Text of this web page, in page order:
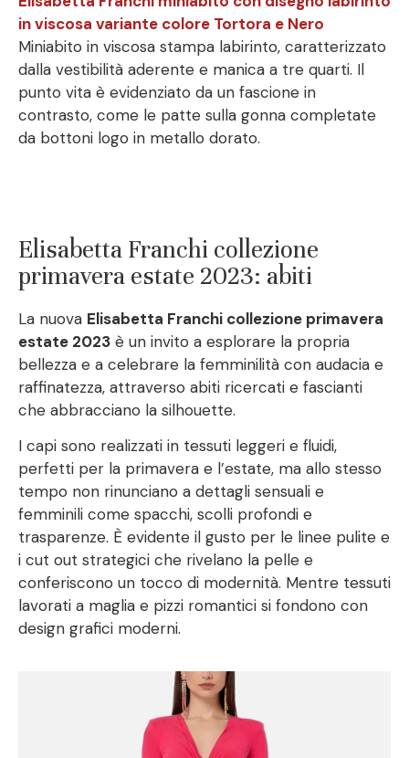
in viscosa variante colore Tortora e Nero
Miniabito in viscosa stampa labirinto, caratterizzato
dalla vestibilità aderente e manica a tre quarti. Il
punto vita è evidenziato da un fascione in
contrasto, come le patte sulla gonna completate
da bottoni logo in metallo dorato.
Elisabetta Franchi collezione
primavera estate 2023: abiti
La nuova Elisabetta Franchi collezione primavera
estate 2023 è un invito a esplorare la propria
bellezza e a celebrare la femminilità con audacia e
raffinatezza, attraverso abiti ricercati e fascianti
che abbracciano la silhouette.
I capi sono realizzati in tessuti leggeri e fluidi,
perfetti per la primavera e l’estate, ma allo stesso
tempo non rinunciano a dettagli sensuali e
femminili come spacchi, scolli profondi e
trasparenze. È evidente il gusto per le linee pulite e
i cut out strategici che rivelano la pelle e
conferiscono un tocco di modernità. Mentre tessuti
lavorati a maglia e pizzi romantici si fondono con
design grafici moderni.